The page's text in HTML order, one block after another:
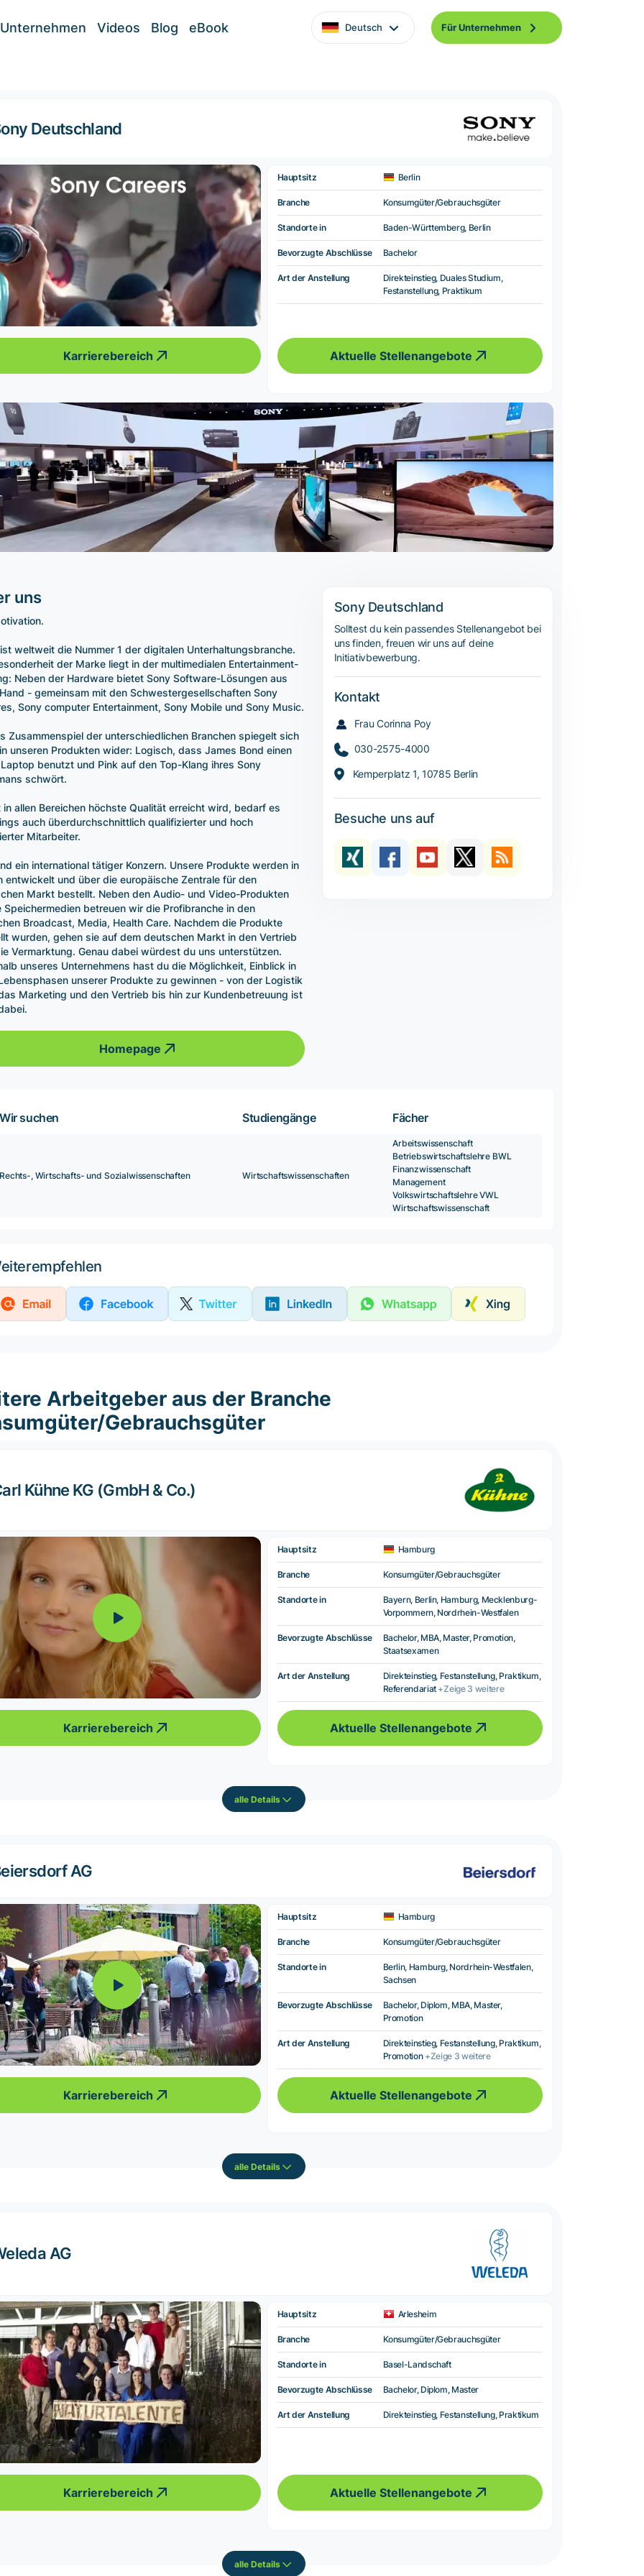
Unternehmen Videos Blog eBook Deutsch Für Unternehmen
Deutschland
Karrierebereich
Hauptsitz Berlin
Branche Konsumgüter/Gebrauchsgüter
Standorte in Baden-Württemberg, Berlin
Bevorzugte Abschlüsse Bachelor
Art der Anstellung
Direkteinstieg, Duales Studium,
Festanstellung, Praktikum
Aktuelle Stellenangebote
uns
weltweit die Nummer 1 der digitalen Unterhaltungsbranche.
der Marke liegt in der multimedialen Entertainment-
Neben der Hardware bietet Sony Software-Lösungen aus
- gemeinsam mit den Schwestergesellschaften Sony
Sony computer Entertainment, Sony Mobile und Sony Music.
Zusammenspiel der unterschiedlichen Branchen spiegelt sich
unseren Produkten wider: Logisch, dass James Bond einen
benutzt und Pink auf den Top-Klang ihres Sony
schwört.
in allen Bereichen höchste Qualität erreicht wird, bedarf es
auch überdurchschnittlich qualifizierter und hoch
Mitarbeiter.
ein international tätiger Konzern. Unsere Produkte werden in
entwickelt und über die europäische Zentrale für den
Markt bestellt. Neben den Audio- und Video-Produkten
Speichermedien betreuen wir die Profibranche in den
Broadcast, Media, Health Care. Nachdem die Produkte
wurden, gehen sie auf dem deutschen Markt in den Vertrieb
Vermarktung. Genau dabei würdest du uns unterstützen.
unseres Unternehmens hast du die Möglichkeit, Einblick in
unserer Produkte zu gewinnen - von der Logistik
Marketing und den Vertrieb bis hin zur Kundenbetreuung ist
Homepage
Sony Deutschland
Solltest du kein passendes Stellenangebot bei
uns finden, freuen wir uns auf deine
Initiativbewerbung.
Kontakt
Frau Corinna Poy
030-2575-4000
Kemperplatz 1, 10785 Berlin
Besuche uns auf
Wir suchen Studiengänge Fächer
Rechts-, Wirtschafts- und Sozialwissenschaften Wirtschaftswissenschaften
Arbeitswissenschaft
Betriebswirtschaftslehre BWL
Finanzwissenschaft
Management
Volkswirtschaftslehre VWL
Wirtschaftswissenschaft
Arbeitgeber aus der Branche
Gebrauchsgüter
Kühne KG (GmbH & Co.)
Karrierebereich
Hauptsitz Hamburg
Branche Konsumgüter/Gebrauchsgüter
Standorte in
Bayern, Berlin, Hamburg, Mecklenburg-
Vorpommern, Nordrhein-Westfalen
Bevorzugte Abschlüsse
Bachelor, MBA, Master, Promotion,
Staatsexamen
Art der Anstellung
Direkteinstieg, Festanstellung, Praktikum,
Referendariat +Zeige 3 weitere
Aktuelle Stellenangebote
alle Details
AG
Karrierebereich
Hauptsitz Hamburg
Branche Konsumgüter/Gebrauchsgüter
Standorte in
Berlin, Hamburg, Nordrhein-Westfalen,
Sachsen
Bevorzugte Abschlüsse
Bachelor, Diplom, MBA, Master,
Promotion
Art der Anstellung
Direkteinstieg, Festanstellung, Praktikum,
Promotion +Zeige 3 weitere
Aktuelle Stellenangebote
alle Details
AG
Karrierebereich
Hauptsitz Arlesheim
Branche Konsumgüter/Gebrauchsgüter
Standorte in Basel-Landschaft
Bevorzugte Abschlüsse Bachelor, Diplom, Master
Art der Anstellung Direkteinstieg, Festanstellung, Praktikum
Aktuelle Stellenangebote
alle Details